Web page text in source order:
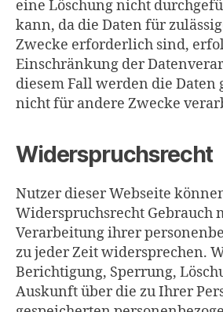
eine Löschung nicht
kann, da die Daten für
Zwecke erforderlich sind,
Einschränkung der
diesem Fall werden die Daten
nicht für andere Zwecke
Widerspruchsrecht
Nutzer dieser Webseite
Widerspruchsrecht Gebrauch
Verarbeitung ihrer
zu jeder Zeit widersprechen.
Berichtigung, Sperrung,
Auskunft über die zu Ihrer